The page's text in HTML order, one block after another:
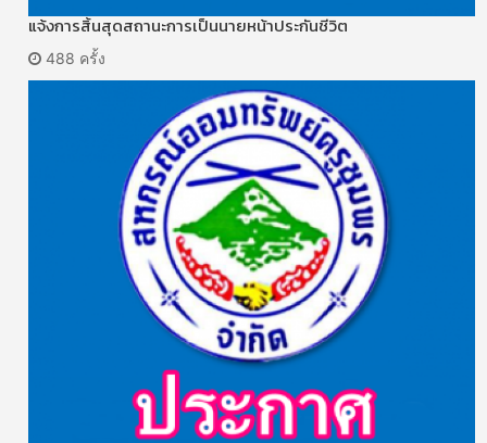
แจ้งการสิ้นสุดสถานะการเป็นนายหน้าประกันชีวิต
488 ครั้ง